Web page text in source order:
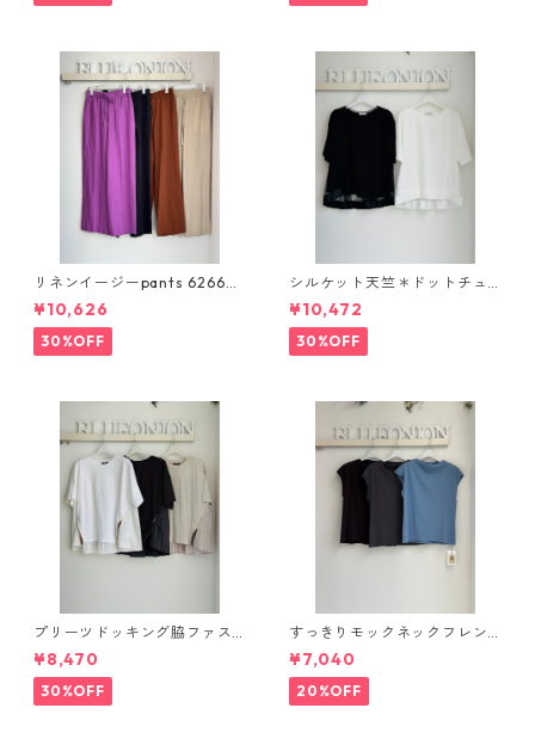
リネンイージーpants 62660
4 passione
¥10,626
30%OFF
シルケット天竺＊ドットチュ
ールバックフレアカットソー E
80311 beatrice
¥10,472
30%OFF
プリーツドッキング脇ファス
ナーpullover 613983 uncarn
et 2604-017
¥8,470
30%OFF
すっきりモックネックフレン
チカットソー（set up対応）
626997 PASSIONE
¥7,040
20%OFF